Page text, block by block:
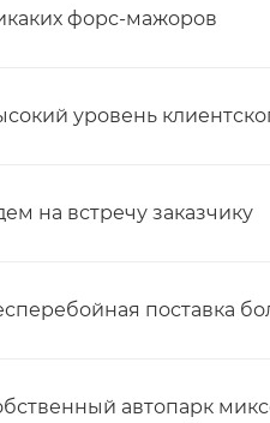
форс-мажоров
уровень
на встречу заказчику
поставка
автопарк